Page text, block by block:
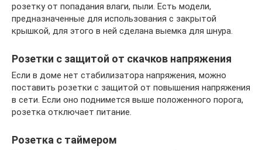
розетку от попадания влаги, пыли. Есть модели,
предназначенные для использования с закрытой
крышкой, для этого в ней сделана выемка для шнура.
Розетки с защитой от скачков напряжения
Если в доме нет стабилизатора напряжения, можно
поставить розетки с защитой от повышения напряжения
в сети. Если оно поднимется выше положенного порога,
розетка отключает питание.
Розетка с таймером